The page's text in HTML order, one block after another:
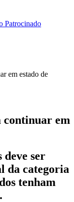
continuar em
deve ser
da categoria
tenham